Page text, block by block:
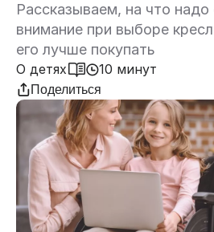
Рассказываем, на что надо
внимание при выборе
его лучше покупать
О детях 10 минут
Поделиться